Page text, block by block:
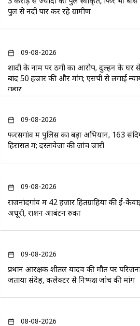
पुल से नदी पार कर रहे ग्रामीण
09-08-2026
शादी के नाम पर ठगी का आरोप, दुल्हन के घर
बाद 50 हजार की और मांग; एसपी से लगाई
गुहार
09-08-2026
फरसगांव में पुलिस का बड़ा अभियान, 163
हिरासत में; दस्तावेजों की जांच जारी
09-08-2026
राजनांदगांव में 42 हजार हितग्राहियों की ई-
अधूरी, राशन आबंटन रुका
09-08-2026
प्रधान आरक्षक शीतल यादव की मौत पर
जताया संदेह, कलेक्टर से निष्पक्ष जांच की मांग
08-08-2026